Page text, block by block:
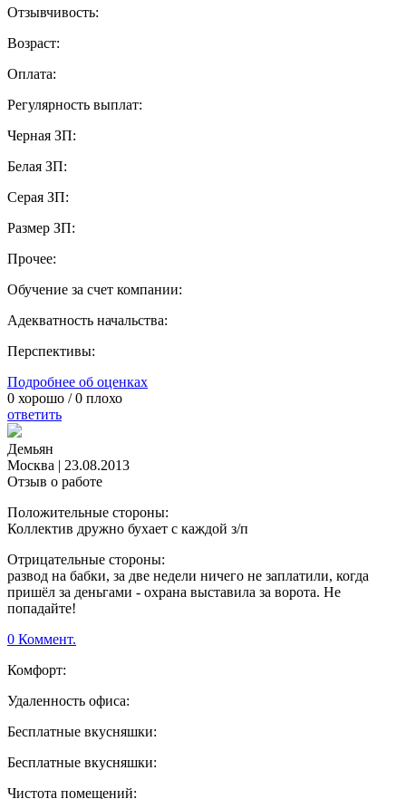
Отзывчивость:
Возраст:
Оплата:
Регулярность выплат:
Черная ЗП:
Белая ЗП:
Серая ЗП:
Размер ЗП:
Прочее:
Обучение за счет компании:
Адекватность начальства:
Перспективы:
Подробнее об оценках
0 хорошо /0 плохо
ответить
Демьян
Москва | 23.08.2013
Отзыв о работе
Положительные стороны:
Коллектив дружно бухает с каждой з/п
Отрицательные стороны:
развод на бабки, за две недели ничего не заплатили, когда
пришёл за деньгами - охрана выставила за ворота. Не
попадайте!
0 Коммент.
Комфорт:
Удаленность офиса:
Бесплатные вкусняшки:
Бесплатные вкусняшки:
Чистота помещений: